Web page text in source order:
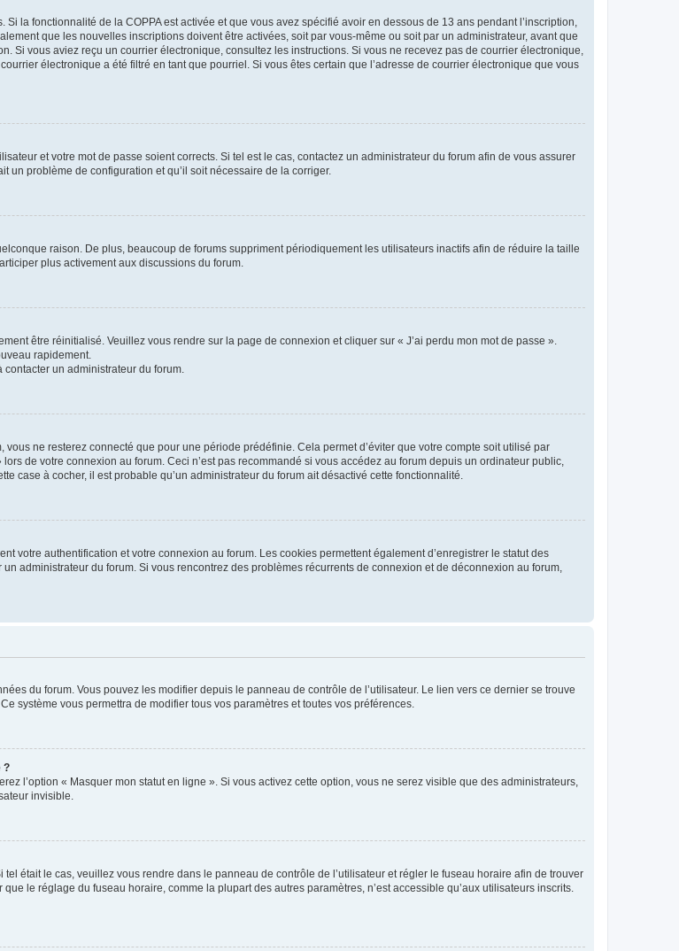
la fonctionnalité de la COPPA est activée et que vous avez spécifié avoir en dessous de 13 ans pendant l’inscription,
que les nouvelles inscriptions doivent être activées, soit par vous-même ou soit par un administrateur, avant que
Si vous aviez reçu un courrier électronique, consultez les instructions. Si vous ne recevez pas de courrier électronique,
électronique a été filtré en tant que pourriel. Si vous êtes certain que l’adresse de courrier électronique que vous
et votre mot de passe soient corrects. Si tel est le cas, contactez un administrateur du forum afin de vous assurer
problème de configuration et qu’il soit nécessaire de la corriger.
raison. De plus, beaucoup de forums suppriment périodiquement les utilisateurs inactifs afin de réduire la taille
plus activement aux discussions du forum.
être réinitialisé. Veuillez vous rendre sur la page de connexion et cliquer sur « J’ai perdu mon mot de passe ».
rapidement.
un administrateur du forum.
ne resterez connecté que pour une période prédéfinie. Cela permet d’éviter que votre compte soit utilisé par
de votre connexion au forum. Ceci n’est pas recommandé si vous accédez au forum depuis un ordinateur public,
case à cocher, il est probable qu’un administrateur du forum ait désactivé cette fonctionnalité.
votre authentification et votre connexion au forum. Les cookies permettent également d’enregistrer le statut des
administrateur du forum. Si vous rencontrez des problèmes récurrents de connexion et de déconnexion au forum,
du forum. Vous pouvez les modifier depuis le panneau de contrôle de l’utilisateur. Le lien vers ce dernier se trouve
système vous permettra de modifier tous vos paramètres et toutes vos préférences.
?
l’option « Masquer mon statut en ligne ». Si vous activez cette option, vous ne serez visible que des administrateurs,
invisible.
était le cas, veuillez vous rendre dans le panneau de contrôle de l’utilisateur et régler le fuseau horaire afin de trouver
le réglage du fuseau horaire, comme la plupart des autres paramètres, n’est accessible qu’aux utilisateurs inscrits.